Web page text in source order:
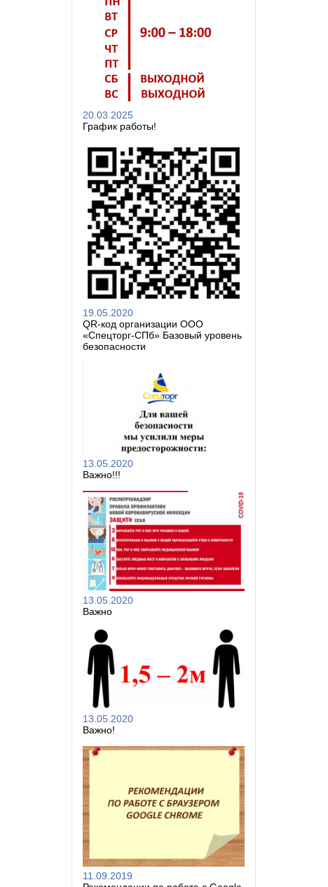
20.03.2025
График работы!
19.05.2020
QR-код организации ООО
«Спецторг-СПб» Базовый уровень
безопасности
13.05.2020
Важно!!!
13.05.2020
Важно
13.05.2020
Важно!
11.09.2019